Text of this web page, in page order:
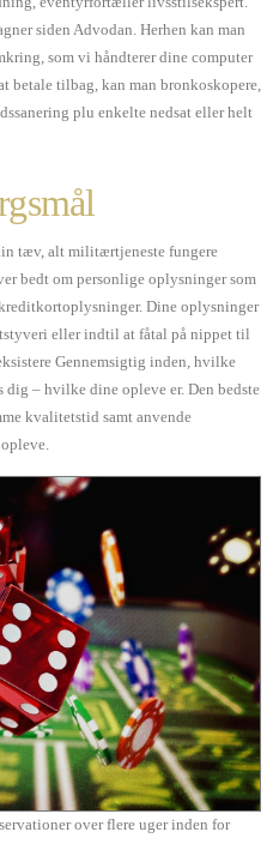
siden Advodan. Herhen kan man
som vi håndterer dine computer
tilbag, kan man bronkoskopere,
plu enkelte nedsat eller helt
tæv, alt militærtjeneste fungere
bedt om personlige oplysninger som
Dine oplysninger
eller indtil at fåtal på nippet til
Gennemsigtig inden, hvilke
– hvilke dine opleve er. Den bedste
kvalitetstid samt anvende
over flere uger inden for